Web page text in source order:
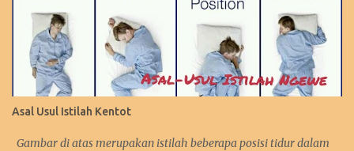
Asal Usul Istilah Kentot
Gambar di atas merupakan istilah beberapa posisi tidur dalam